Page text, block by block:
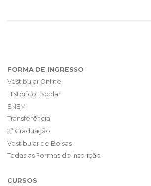
FORMA DE INGRESSO
Vestibular Online
Histórico Escolar
ENEM
Transferência
2ª Graduação
Vestibular de Bolsas
Todas as Formas de Inscrição
CURSOS